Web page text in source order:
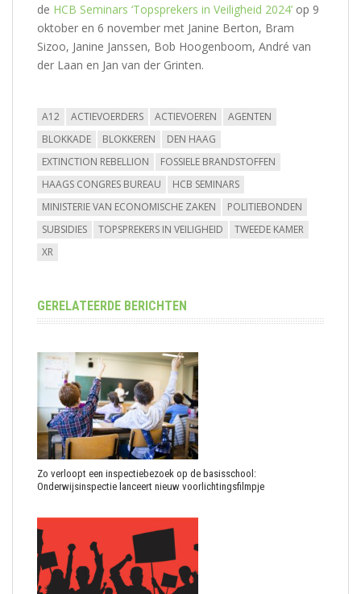
de HCB Seminars ‘Topsprekers in Veiligheid 2024’ op 9
oktober en 6 november met Janine Berton, Bram
Sizoo, Janine Janssen, Bob Hoogenboom, André van
der Laan en Jan van der Grinten.
A12 ACTIEVOERDERS ACTIEVOEREN
AGENTEN
BLOKKADE
BLOKKEREN
DEN HAAG
EXTINCTION REBELLION
FOSSIELE BRANDSTOFFEN
HAAGS CONGRES BUREAU
HCB SEMINARS
MINISTERIE VAN ECONOMISCHE ZAKEN
POLITIEBONDEN
SUBSIDIES
TOPSPREKERS IN VEILIGHEID
TWEEDE KAMER
XR
GERELATEERDE BERICHTEN
Zo verloopt een inspectiebezoek op de basisschool:
Onderwijsinspectie lanceert nieuw voorlichtingsfilmpje